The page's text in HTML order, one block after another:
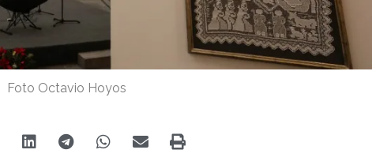
Foto Octavio Hoyos